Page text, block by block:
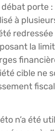
porte :
à
la
cible ne
fiscal
n’a été